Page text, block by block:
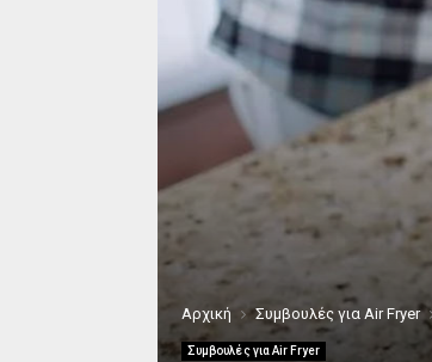
Αρχική Συμβουλές για Air Fryer
Συμβουλές για Air Fryer